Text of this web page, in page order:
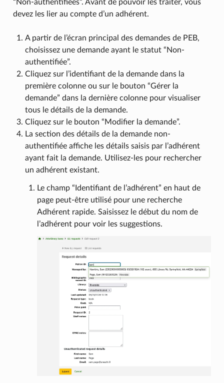
“Non-authentifiées”. Avant de pouvoir les traiter, vous
devez les lier au compte d’un adhérent.
A partir de l’écran principal des demandes de PEB,
choisissez une demande ayant le statut “Non-
authentifiée”.
Cliquez sur l’identifiant de la demande dans la
première colonne ou sur le bouton “Gérer la
demande” dans la dernière colonne pour visualiser
tous le détails de la demande.
Cliquez sur le bouton “Modifier la demande”.
La section des détails de la demande non-
authentifiée affiche les détails saisis par l’adhérent
ayant fait la demande. Utilisez-les pour rechercher
un adhérent existant.
Le champ “Identifiant de l’adhérent” en haut de
page peut-être utilisé pour une recherche
Adhérent rapide. Saisissez le début du nom de
l’adhérent pour voir les suggestions.